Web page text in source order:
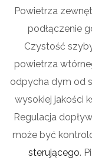
Powietrza
podłączenie
Czystość
powietrza
odpycha dym od
wysokiej jakości
Regulacja
może być
sterującego.